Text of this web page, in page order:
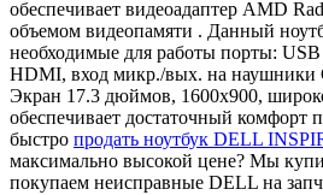
обеспечивает видеоадаптер AMD
объемом видеопамяти . Данный
необходимые для работы порты:
HDMI, вход микр./вых. на наушники
Экран 17.3 дюймов, 1600x900,
обеспечивает достаточный комфорт
быстро продать ноутбук DELL
максимально высокой цене? Мы
покупаем неисправные DELL на